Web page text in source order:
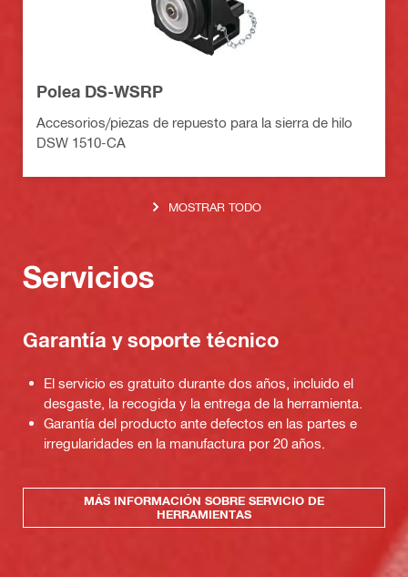
Polea DS-WSRP
Accesorios/piezas de repuesto para la sierra de hilo
DSW 1510-CA
MOSTRAR TODO
Servicios
Garantía y soporte técnico
El servicio es gratuito durante dos años, incluido el
desgaste, la recogida y la entrega de la herramienta.
Garantía del producto ante defectos en las partes e
irregularidades en la manufactura por 20 años.
MÁS INFORMACIÓN SOBRE SERVICIO DE
HERRAMIENTAS